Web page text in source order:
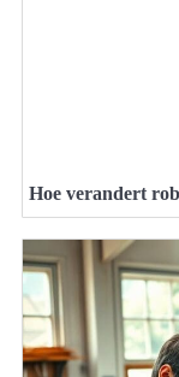
Hoe verandert